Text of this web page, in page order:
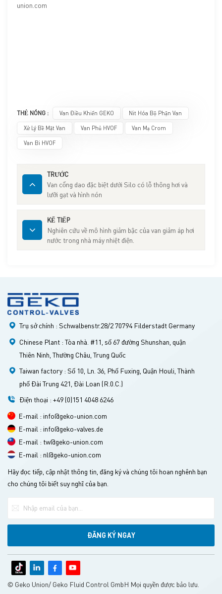
union.com
THẺ NÓNG : Van Điều Khiển GEKO
Nit Hóa Bộ Phận Van
Xử Lý Bề Mặt Van
Van Phủ HVOF
Van Mạ Crom
Van Bi HVOF
TRƯỚC
Van cổng dao đặc biệt dưới Silo có lỗ thông hơi và
lưỡi gạt và hình nón
KẾ TIẾP
Nghiên cứu về mô hình giảm bậc của van giảm áp hơi
nước trong nhà máy nhiệt điện.
Trụ sở chính : Schwalbenstr.28/2 70794 Filderstadt Germany
Chinese Plant : Tòa nhà. #11, số 67 đường Shunshan, quận
Thiên Ninh, Thường Châu, Trung Quốc
Taiwan factory : Số 10, Ln. 36, Phố Fuxing, Quận Houli, Thành
phố Đài Trung 421, Đài Loan (R.0.C.)
Điện thoại : +49 (0)151 4048 6246
E-mail : info@geko-union.com
E-mail : info@geko-valves.de
E-mail : tw@geko-union.com
E-mail : nl@geko-union.com
Hãy đọc tiếp, cập nhật thông tin, đăng ký và chúng tôi hoan nghênh bạn
cho chúng tôi biết suy nghĩ của bạn.
© Geko Union/ Geko Fluid Control GmbH Mọi quyền được bảo lưu.